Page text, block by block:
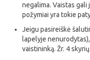
negalima. Vaistas
požymiai yra tokie
Jeigu pasireiškė
lapelyje
vaistininką. Žr. 4 skyrių.